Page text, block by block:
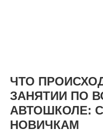
ЧТО
ЗАНЯТИИ ПО
АВТОШКОЛЕ:
НОВИЧКАМ